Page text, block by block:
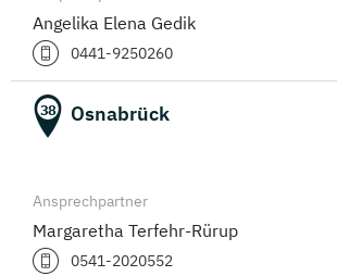
Angelika Elena Gedik
0441-9250260
38 Osnabrück
Ansprechpartner
Margaretha Terfehr-Rürup
0541-2020552